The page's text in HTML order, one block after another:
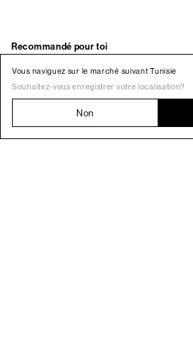
Vous naviguez sur le marché suivant Tunisie
Souhaitez-vous enregistrer votre localisation?
Non